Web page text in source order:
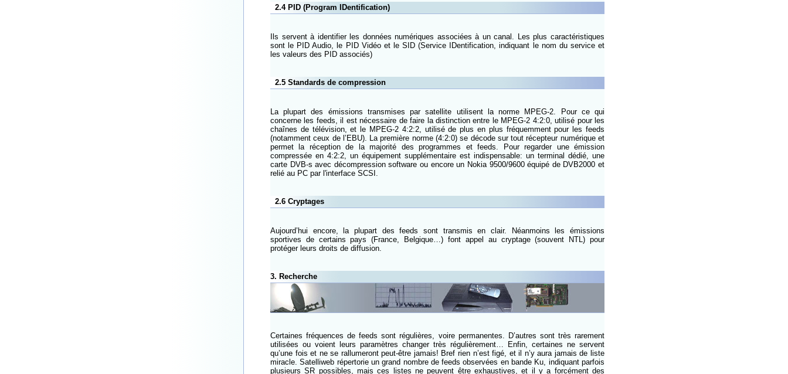
2.4 PID (Program IDentification)
Ils servent à identifier les données numériques associées à un canal. Les plus caractéristiques
sont le PID Audio, le PID Vidéo et le SID (Service IDentification, indiquant le nom du service et
les valeurs des PID associés)
2.5 Standards de compression
La plupart des émissions transmises par satellite utilisent la norme MPEG-2. Pour ce qui
concerne les feeds, il est nécessaire de faire la distinction entre le MPEG-2 4:2:0, utilisé pour les
chaînes de télévision, et le MPEG-2 4:2:2, utilisé de plus en plus fréquemment pour les feeds
(notamment ceux de l’EBU). La première norme (4:2:0) se décode sur tout récepteur numérique et
permet la réception de la majorité des programmes et feeds. Pour regarder une émission
compressée en 4:2:2, un équipement supplémentaire est indispensable: un terminal dédié, une
carte DVB-s avec décompression software ou encore un Nokia 9500/9600 équipé de DVB2000 et
relié au PC par l'interface SCSI.
2.6 Cryptages
Aujourd’hui encore, la plupart des feeds sont transmis en clair. Néanmoins les émissions
sportives de certains pays (France, Belgique…) font appel au cryptage (souvent NTL) pour
protéger leurs droits de diffusion.
3. Recherche
Certaines fréquences de feeds sont régulières, voire permanentes. D’autres sont très rarement
utilisées ou voient leurs paramètres changer très régulièrement… Enfin, certaines ne servent
qu’une fois et ne se rallumeront peut-être jamais! Bref rien n’est figé, et il n’y aura jamais de liste
miracle. Satelliweb répertorie un grand nombre de feeds observées en bande Ku, indiquant parfois
plusieurs SR possibles, mais ces listes ne peuvent être exhaustives, et il y a forcément des